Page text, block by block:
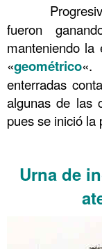
fueron
manteniendo
«geométrico«.
enterradas
algunas de las
pues se inició la
Urna de